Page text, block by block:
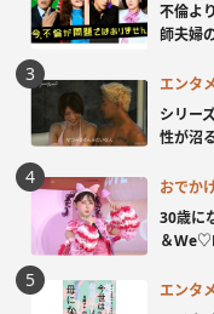
不倫よ
師夫婦
エンタ
シリー
性が沼
おでか
30歳に
＆
エンタ